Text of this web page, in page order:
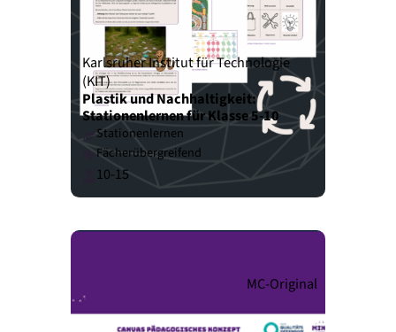
Karlsruher Institut für Technologie
(KIT)
Plastik und Nachhaltigkeit:
Stationenlernen für Klasse 5-10
Stationenlernen
Fächerübergreifend
10-15
MC-Original